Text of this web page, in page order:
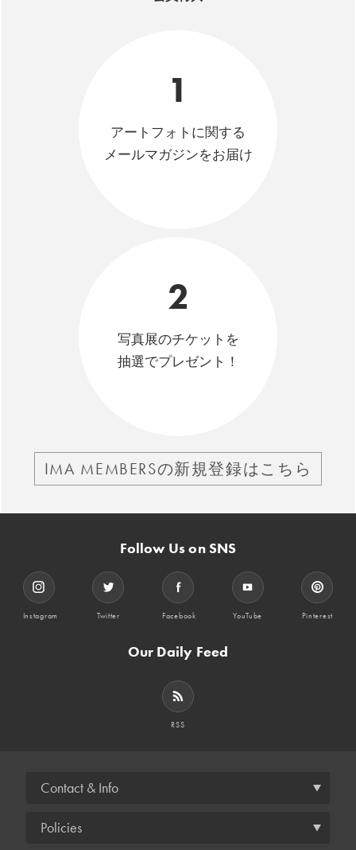
1
アートフォトに関する
メールマガジンをお届け
2
写真展のチケットを
抽選でプレゼント！
IMA MEMBERSの新規登録はこちら
Follow Us on SNS
Instagram Twitter Facebook YouTube Pinterest
Our Daily Feed
RSS
Contact & Info
Policies